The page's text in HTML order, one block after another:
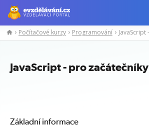
Manažerské
Odborné
Počítačové kurzy Programování
JavaScript - pro začátečníky
Základní informace